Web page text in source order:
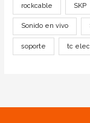
rockcable SKP
Sonido en vivo
soporte tc